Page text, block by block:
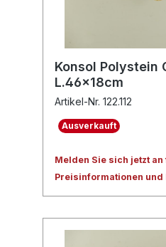
Konsol Polystein
L.46x18cm
Artikel-Nr. 122.112
Ausverkauft
Melden Sie sich jetzt an
Preisinformationen